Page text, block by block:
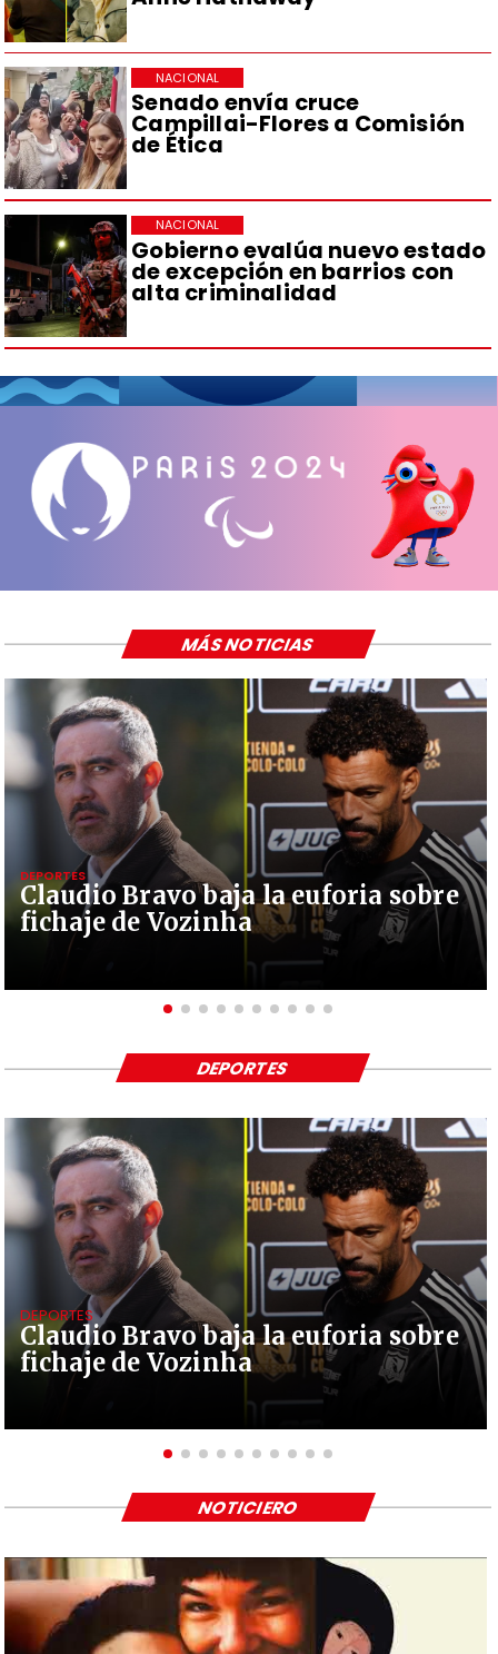
Senado envía cruce
Campillai-Flores a Comisión
de Ética
NACIONAL
Gobierno evalúa nuevo estado
de excepción en barrios con
alta criminalidad
NACIONAL
Claudio Bravo baja la euforia sobre
fichaje de Vozinha
DEPORTES
MÁS NOTICIAS
Claudio Bravo baja la euforia sobre
fichaje de Vozinha
DEPORTES
DEPORTES
NOTICIERO